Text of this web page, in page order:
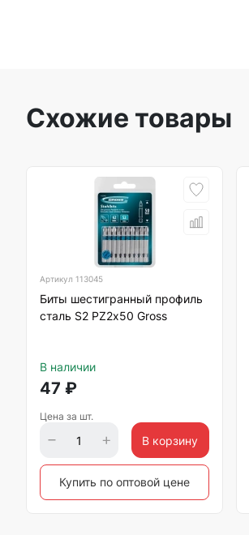
Схожие товары
Артикул 113045
Биты шестигранный профиль
сталь S2 PZ2х50 Gross
В наличии
47 ₽
Цена за шт.
В корзину
Купить по оптовой цене